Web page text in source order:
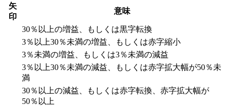
矢
印
意味
30％以上の増益、もしくは黒字転換
3％以上30％未満の増益、もしくは赤字縮小
3％未満の増益、もしくは3％未満の減益
3％以上30％未満の減益、もしくは赤字拡大幅が50％未
満
30％以上の減益、もしくは赤字転換、赤字拡大幅が
50％以上